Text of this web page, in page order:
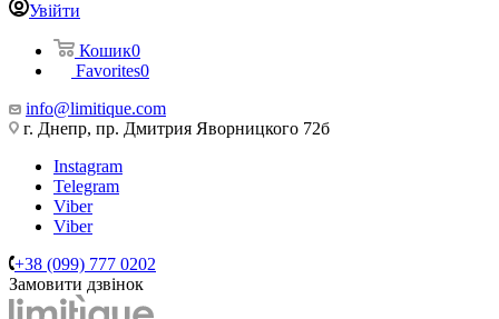
Увійти
Кошик0
Favorites0
info@limitique.com
г. Днепр, пр. Дмитрия Яворницкого 72б
Instagram
Telegram
Viber
Viber
+38 (099) 777 0202
Замовити дзвінок